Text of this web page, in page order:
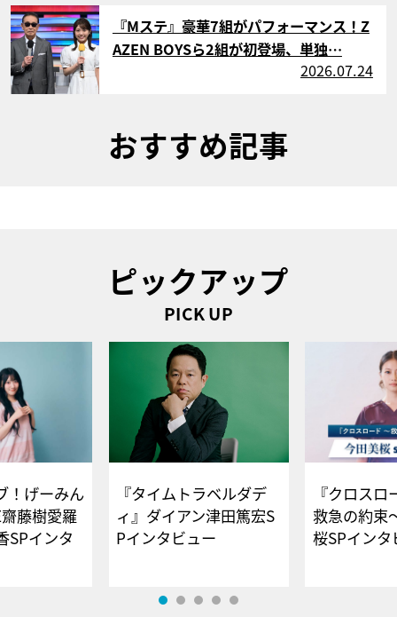
サムネイル
『Mステ』豪華7組がパフォーマンス！Z
AZEN BOYSら2組が初登場、単独…
2026.07.24
おすすめ記事
ピックアップ
PICK UP
！げーみん
藤樹愛羅
SPインタ
『タイムトラベルダデ
ィ』ダイアン津田篤宏S
Pインタビュー
『クロス
救急の約束
桜SPイ